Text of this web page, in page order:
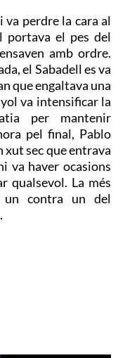
va perdre la cara al
portava el pes del
amb ordre.
el Sabadell es va
que engaltava una
va intensificar la
per mantenir
pel final, Pablo
xut sec que entrava
va haver ocasions
qualsevol. La més
un contra un del